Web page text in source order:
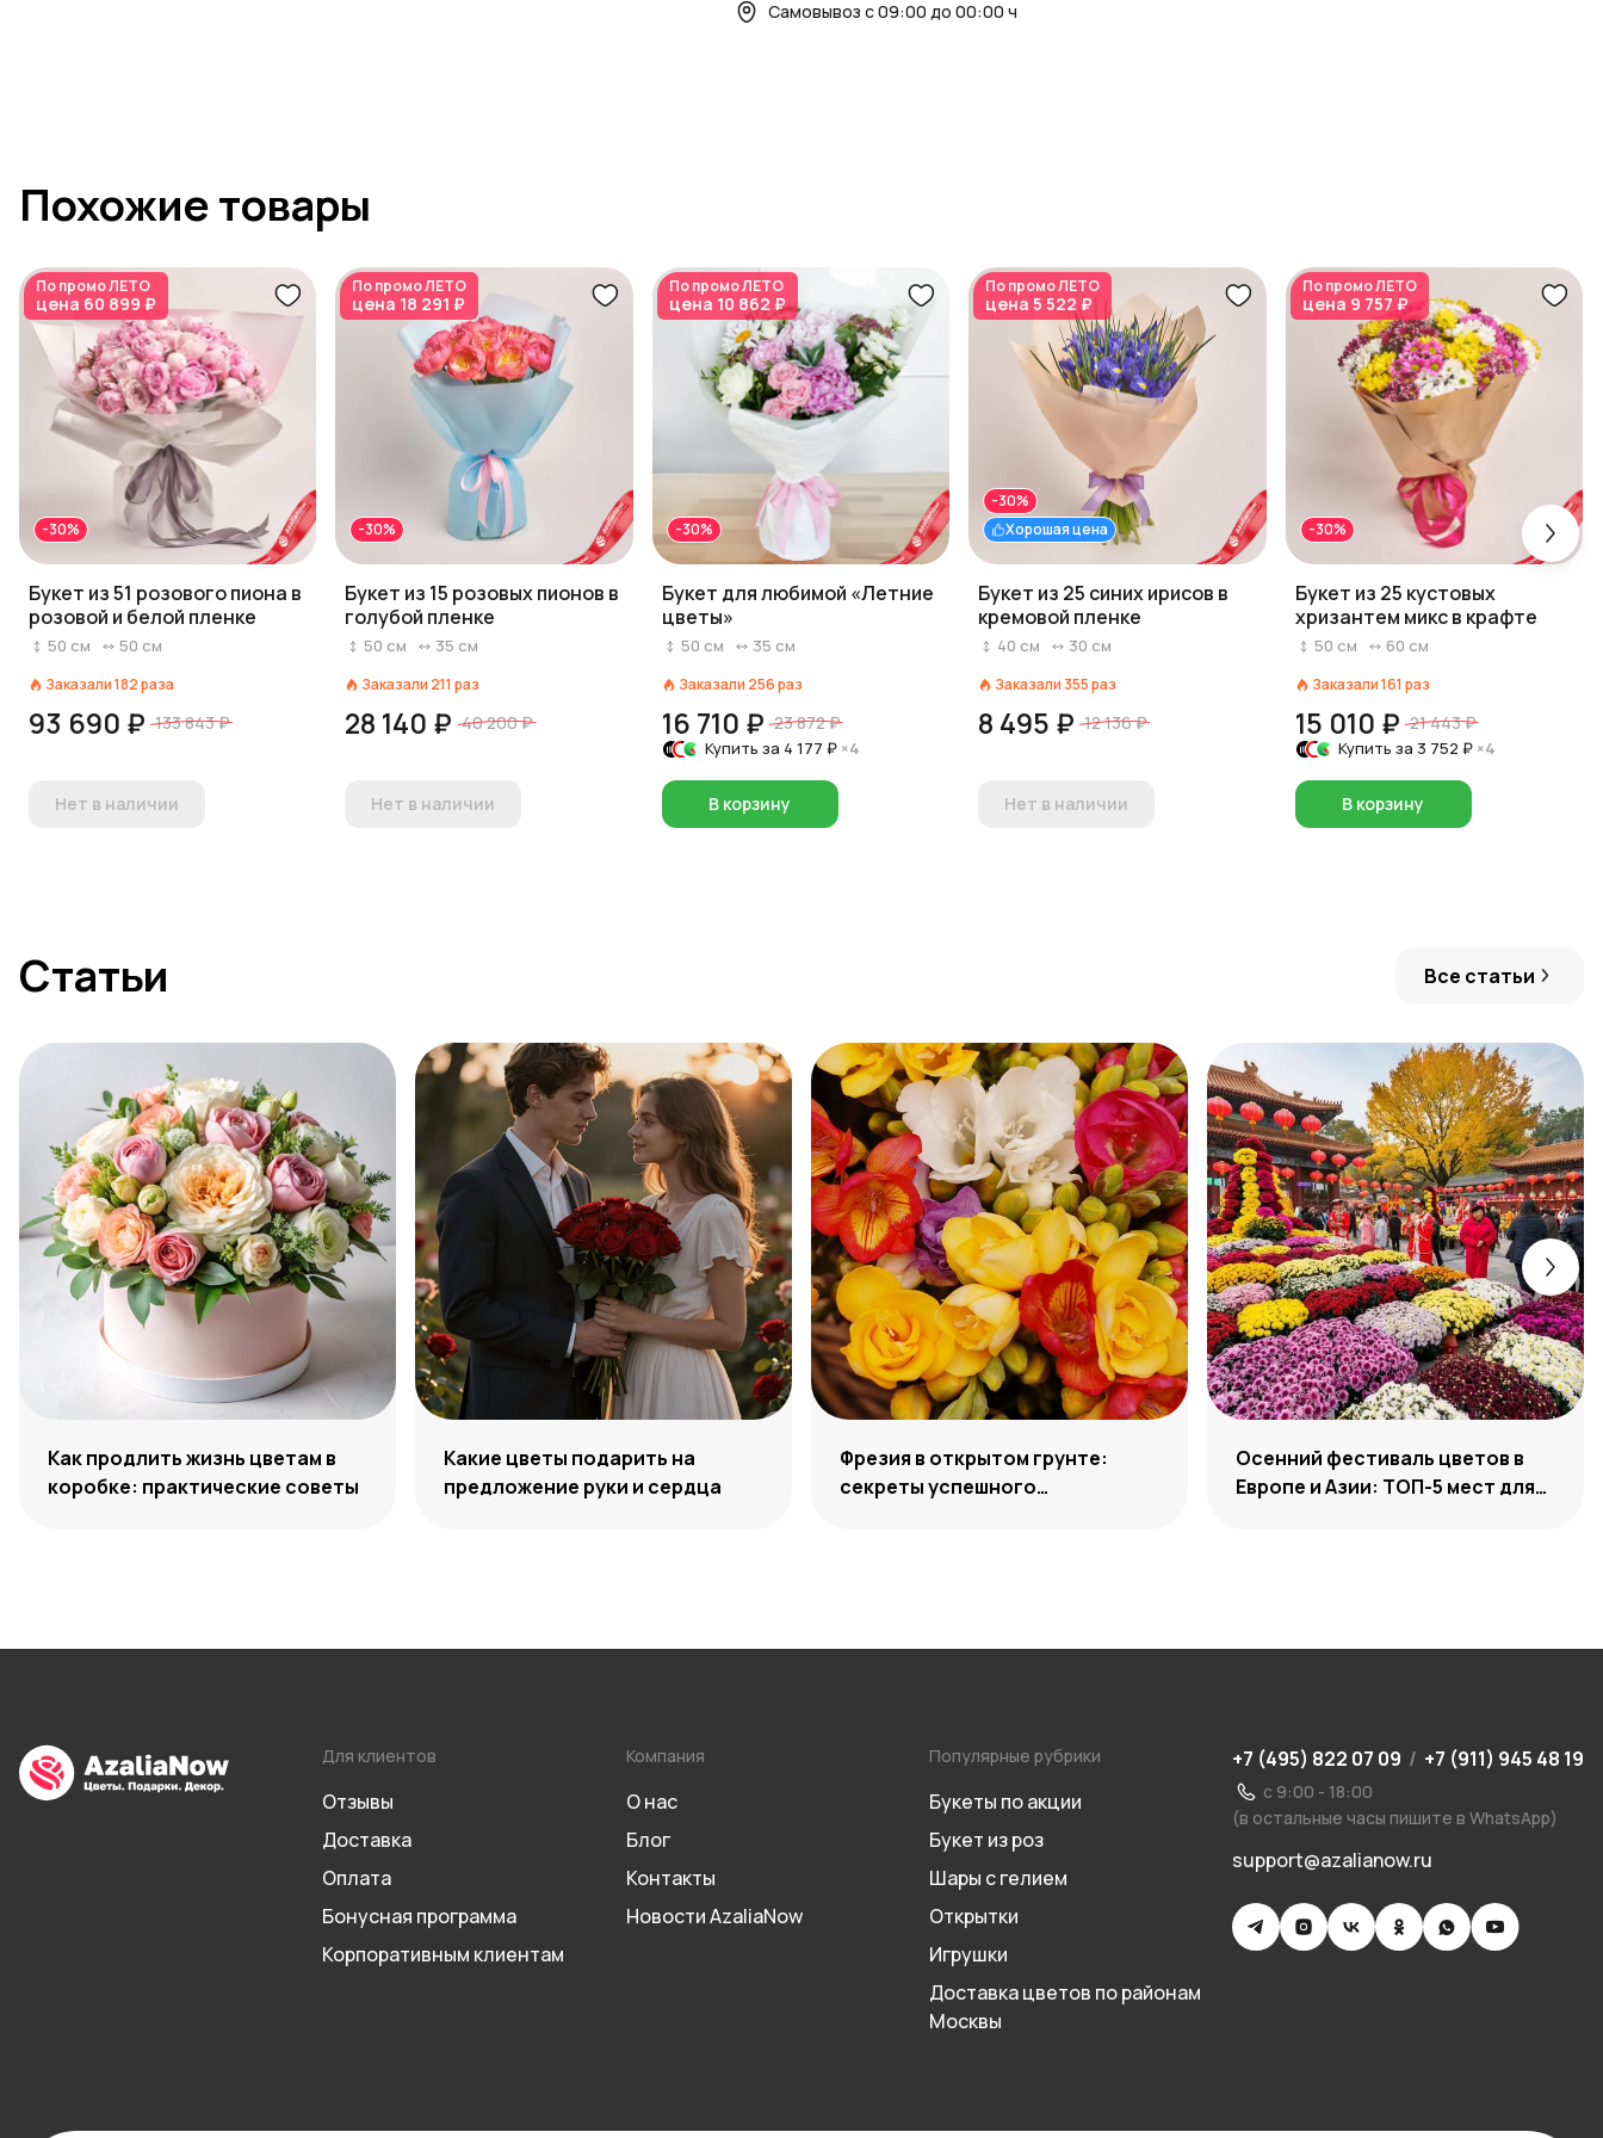
Самовывоз с 09:00 до 00:00 ч
Похожие товары
По промоЛЕТО
цена 60 899 ₽
-30%
Букет из 51 розового пиона в
розовой и белой пленке
50 см 50 см
Заказали182раза
93 690 ₽ 133 843 ₽
Нет в наличии
По промоЛЕТО
цена 18 291 ₽
-30%
Букет из 15 розовых пионов в
голубой пленке
50 см 35 см
Заказали 211 раз
28 140 ₽ 40 200 ₽
Нет в наличии
По промоЛЕТО
цена 10 862 ₽
-30%
Букет для любимой «Летние
цветы»
50 см 35 см
Заказали 256раз
16 710 ₽ 23 872 ₽
Купить за 4 177 ₽ ×4
В корзину
По промоЛЕТО
цена5 522 ₽
Хорошая цена
-30%
Букет из 25 синих ирисов в
кремовой пленке
40 см 30 см
Заказали 355раз
8 495 ₽ 12 136 ₽
Нет в наличии
По промоЛЕТО
цена 9 757 ₽
-30%
Букет из 25 кустовых
хризантем микс в крафте
50 см 60 см
Заказали161 раз
15 010 ₽ 21 443 ₽
Купить за 3 752 ₽ ×4
В корзину
Статьи Все статьи
Как продлить жизнь цветам в
коробке: практические советы
Какие цветы подарить на
предложение руки и сердца
Фрезия в открытом грунте:
секреты успешного
Осенний фестиваль цветов в
Европе и Азии: ТОП-5 мест для
Для клиентов
Отзывы
Доставка
Оплата
Бонусная программа
Корпоративным клиентам
Компания
О нас
Блог
Контакты
Новости AzaliaNow
Популярные рубрики
Букеты по акции
Букет из роз
Шары с гелием
Открытки
Игрушки
Доставка цветов по районам
Москвы
+7 (495) 822 07 09 / +7 (911) 945 48 19
с 9:00 - 18:00
(в остальные часы пишите в WhatsApp)
support@azalianow.ru